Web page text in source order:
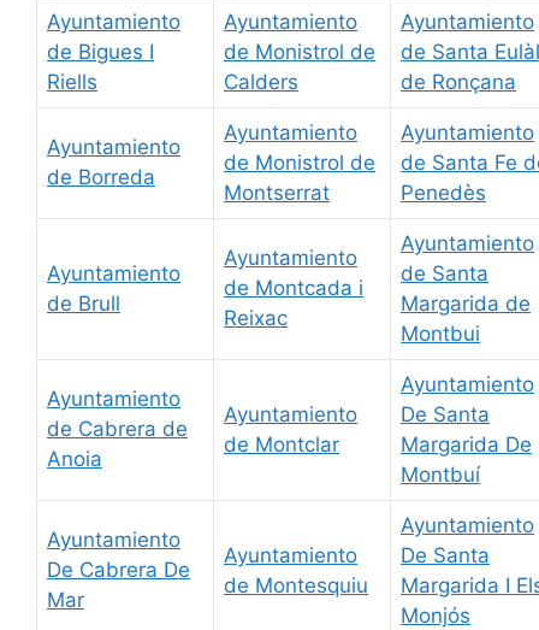
Ayuntamiento
de Bigues I
Riells
Ayuntamiento
de Monistrol de
Calders
Ayuntamiento
de Santa
de Ronçana
Ayuntamiento
de Borreda
Ayuntamiento
de Monistrol de
Montserrat
Ayuntamiento
de Santa Fe
Penedès
Ayuntamiento
de Brull
Ayuntamiento
de Montcada i
Reixac
Ayuntamiento
de Santa
Margarida de
Montbui
Ayuntamiento
de Cabrera de
Anoia
Ayuntamiento
de Montclar
Ayuntamiento
De Santa
Margarida De
Montbuí
Ayuntamiento
De Cabrera De
Mar
Ayuntamiento
de Montesquiu
Ayuntamiento
De Santa
Margarida I
Monjós